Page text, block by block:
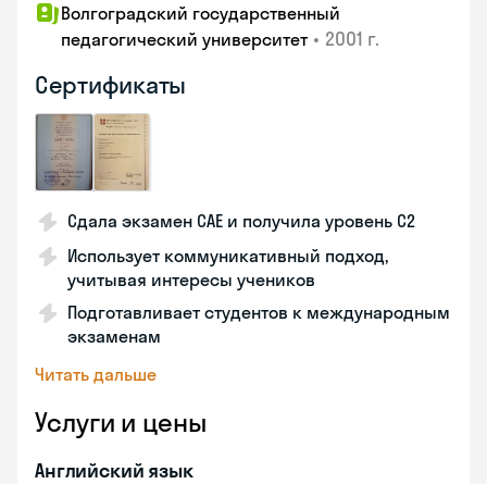
Волгоградский государственный
педагогический университет • 2001 г.
Сертификаты
Сдала экзамен CAE и получила уровень С2
Использует коммуникативный подход,
учитывая интересы учеников
Подготавливает студентов к международным
экзаменам
Читать дальше
Услуги и цены
Английский язык